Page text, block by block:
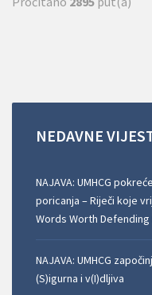
NEDAVNE
NAJAVA: UMHCG
poricanja – Riječi koje
Words Worth Defending
NAJAVA: UMHCG
(S)igurna i v(I)dljiva